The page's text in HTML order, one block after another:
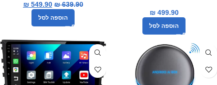
₪499.90
הוספה לסל
₪639.90
₪549.90
הוספה לסל